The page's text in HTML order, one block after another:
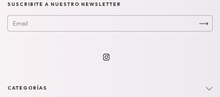
SUSCRIBITE A NUESTRO NEWSLETTER
CATEGORÍAS